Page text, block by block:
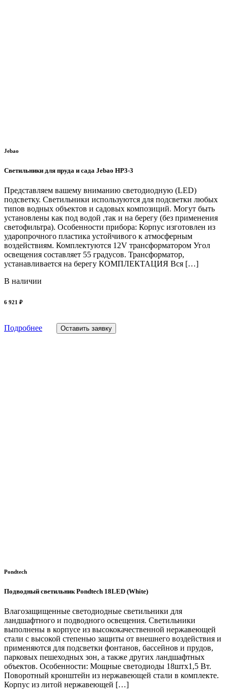
Jebao
Светильники для пруда и сада Jebao HP3-3
Представляем вашему вниманию светодиодную (LED)
подсветку. Светильники используются для подсветки любых
типов водных объектов и садовых композиций. Могут быть
установлены как под водой ,так и на берегу (без применения
светофильтра). Особенности прибора: Корпус изготовлен из
ударопрочного пластика устойчивого к атмосферным
воздействиям. Комплектуются 12V трансформатором Угол
освещения составляет 55 градусов. Трансформатор,
устанавливается на берегу КОМПЛЕКТАЦИЯ Вся […]
В наличии
6 921 ₽
Подробнее Оставить заявку
Pondtech
Подводный светильник Pondtech 18LED (White)
Влагозащищенные светодиодные светильники для
ландшафтного и подводного освещения. Светильники
выполнены в корпусе из высококачественной нержавеющей
стали с высокой степенью защиты от внешнего воздействия и
применяются для подсветки фонтанов, бассейнов и прудов,
парковых пешеходных зон, а также других ландшафтных
объектов. Особенности: Мощные светодиоды 18штx1,5 Вт.
Поворотный кронштейн из нержавеющей стали в комплекте.
Корпус из литой нержавеющей […]